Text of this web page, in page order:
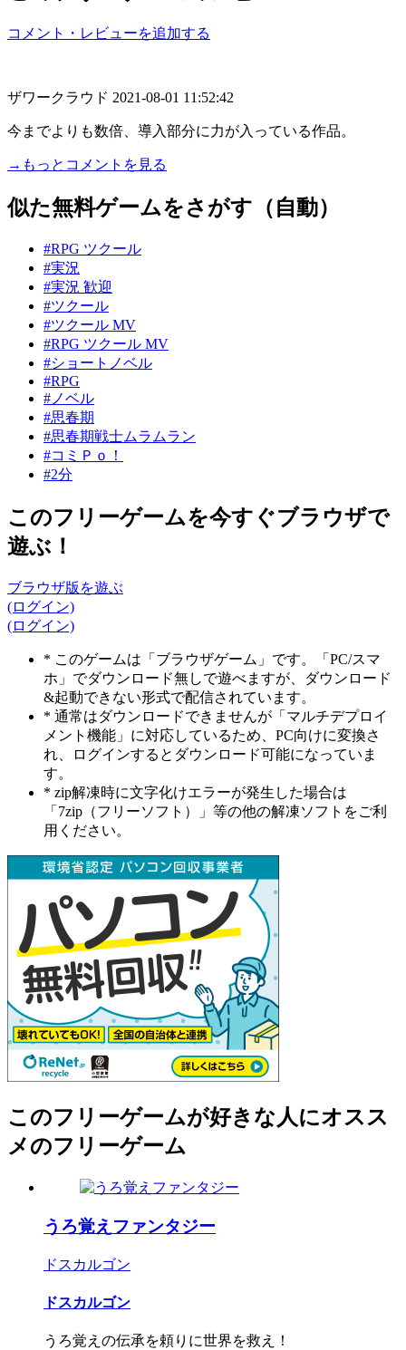
コメント・レビューを追加する
ザワークラウド 2021-08-01 11:52:42
今までよりも数倍、導入部分に力が入っている作品。
→もっとコメントを見る
似た無料ゲームをさがす（自動）
#RPG ツクール
#実況
#実況 歓迎
#ツクール
#ツクール MV
#RPG ツクール MV
#ショートノベル
#RPG
#ノベル
#思春期
#思春期戦士ムラムラン
#コミＰｏ！
#2分
このフリーゲームを今すぐブラウザで
遊ぶ！
ブラウザ版を遊ぶ
(ログイン)
(ログイン)
* このゲームは「ブラウザゲーム」です。「PC/スマ
ホ」でダウンロード無しで遊べますが、ダウンロード
&起動できない形式で配信されています。
* 通常はダウンロードできませんが「マルチデプロイ
メント機能」に対応しているため、PC向けに変換さ
れ、ログインするとダウンロード可能になっていま
す。
* zip解凍時に文字化けエラーが発生した場合は
「7zip（フリーソフト）」等の他の解凍ソフトをご利
用ください。
このフリーゲームが好きな人にオスス
メのフリーゲーム
うろ覚えファンタジー
ドスカルゴン
ドスカルゴン
うろ覚えの伝承を頼りに世界を救え！